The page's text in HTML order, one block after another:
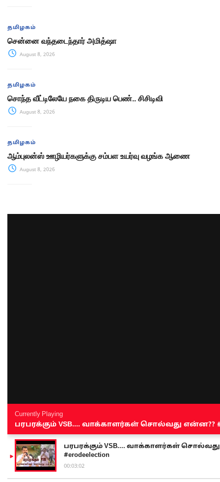
தமிழகம்
சென்னை வந்தடைந்தார் அமித்ஷா
August 8, 2026
தமிழகம்
சொந்த வீட்டிலேயே நகை திருடிய பெண்.. சிசிடிவி
August 8, 2026
தமிழகம்
ஆம்புலன்ஸ் ஊழியர்களுக்கு சம்பள உயர்வு வழங்க ஆணை
August 8, 2026
Currently Playing
பரபரக்கும் VSB.... வாக்காளர்கள் சொல்வது என்ன??
பரபரக்கும் VSB.... வாக்காளர்கள் சொல்வது
#erodeelection
00:03:02